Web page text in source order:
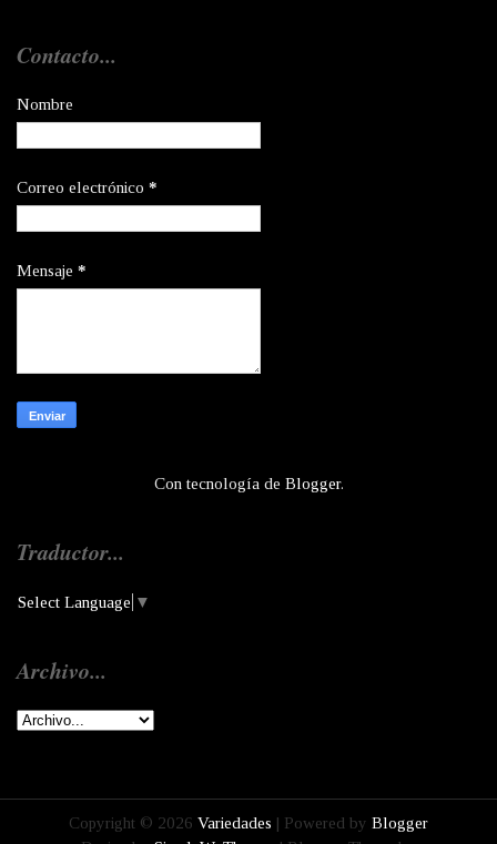
Contacto...
Nombre
Correo electrónico *
Mensaje *
Con tecnología de Blogger.
Traductor...
Select Language ▼
Archivo...
Copyright © 2026 Variedades | Powered by Blogger